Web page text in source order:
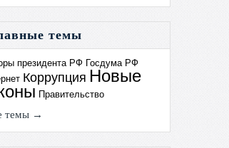
темы
президента РФ Госдума РФ
Коррупция Новые
Правительство
темы →